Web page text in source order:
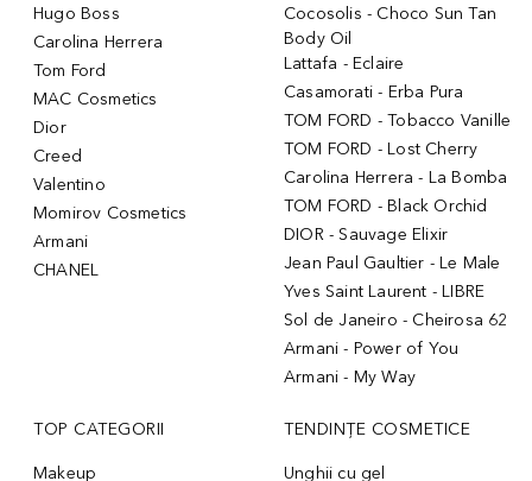
Hugo Boss
Carolina Herrera
Tom Ford
MAC Cosmetics
Dior
Creed
Valentino
Momirov Cosmetics
Armani
CHANEL
Cocosolis - Choco Sun Tan
Body Oil
Lattafa - Eclaire
Casamorati - Erba Pura
TOM FORD - Tobacco Vanille
TOM FORD - Lost Cherry
Carolina Herrera - La Bomba
TOM FORD - Black Orchid
DIOR - Sauvage Elixir
Jean Paul Gaultier - Le Male
Yves Saint Laurent - LIBRE
Sol de Janeiro - Cheirosa 62
Armani - Power of You
Armani - My Way
TOP CATEGORII
Makeup
TENDINȚE COSMETICE
Unghii cu gel